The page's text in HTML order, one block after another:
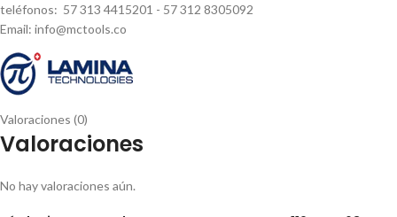
teléfonos: 57 313 4415201 - 57 312 8305092
Email: info@mctools.co
Valoraciones (0)
Valoraciones
No hay valoraciones aún.